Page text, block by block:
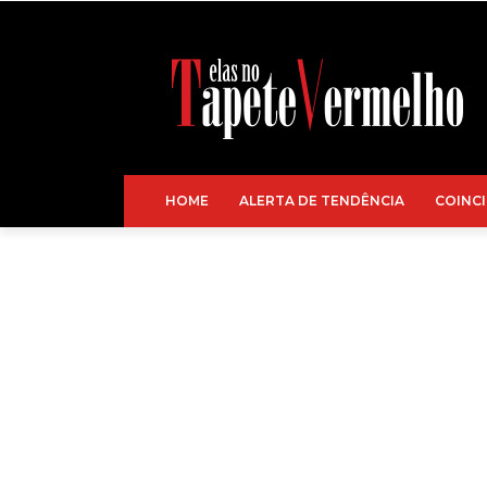
HOME ALERTA DE TENDÊNCIA